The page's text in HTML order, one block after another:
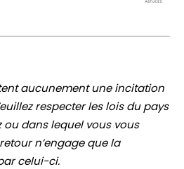
aucunement une incitation
respecter les lois du pays
ou dans lequel vous vous
n’engage que la
celui-ci.